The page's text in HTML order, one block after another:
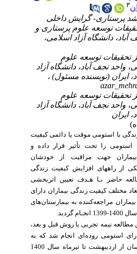
۳
پرستاری- گرایش داخلی
توسعه علوم پرستاری و
دانشگاه آزاد اسلامی،
تحقیقات توسعه علوم
واحد نجف آباد، دانشگاه آزاد
ایران (نویسنده مسئول) ،
تحقیقات توسعه علوم
واحد نجف آباد، دانشگاه آزاد
ایران
با استومی موقت یا دائمی کیفیت
را تحت تأثیر قرار داده و
جهت مراقبت از خودشان
از راههای افزایش کیفیت زندگی
حاضر بـا هـدفتعیین اثربخشی
مختلف کیفیت زندگی بیماران دارای
مراجعه‌کننده به بیمارستان‌های
گردید.
نیمه تجربی با روش قبل و بعد،
روده‌ای انجام شد که به
روش نمونه‌گیری آسان از اردیبهشت تا تیرماه سال 1400